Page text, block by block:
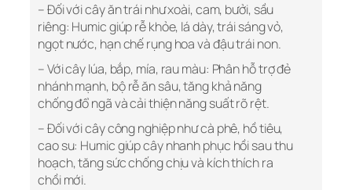
– Đối với cây ăn trái như xoài, cam, bưởi, sầu
riêng: Humic giúp rễ khỏe, lá dày, trái sáng vỏ,
ngọt nước, hạn chế rụng hoa và đậu trái non.
– Với cây lúa, bắp, mía, rau màu: Phân hỗ trợ đẻ
nhánh mạnh, bộ rễ ăn sâu, tăng khả năng
chống đổ ngã và cải thiện năng suất rõ rệt.
– Đối với cây công nghiệp như cà phê, hồ tiêu,
cao su: Humic giúp cây nhanh phục hồi sau thu
hoạch, tăng sức chống chịu và kích thích ra
chồi mới.